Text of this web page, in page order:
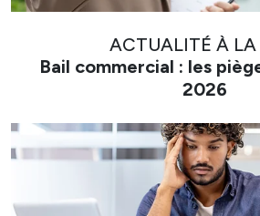
ACTUALITÉ À LA
Bail commercial : les
2026